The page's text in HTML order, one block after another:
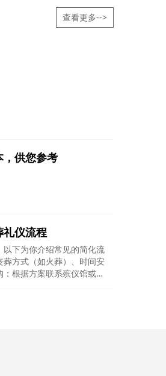
查看更多-->
4
，供您参考
礼仪流程
下为你介绍常见的简化流
方式（如火葬）、时间安
根据方案联系殡仪馆或相